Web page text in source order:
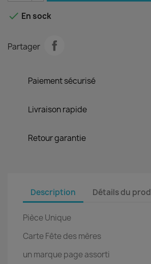
 En sock
Partager
Paiement sécurisé
Livraison rapide
Retour garantie
Description Détails du
Pièce Unique
Carte Fête des mères
un marque page assorti